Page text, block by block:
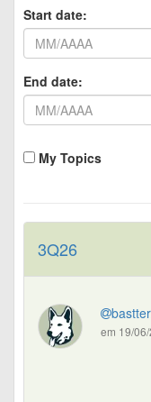
Start date:
End date:
My Topics
3Q26
em 19/